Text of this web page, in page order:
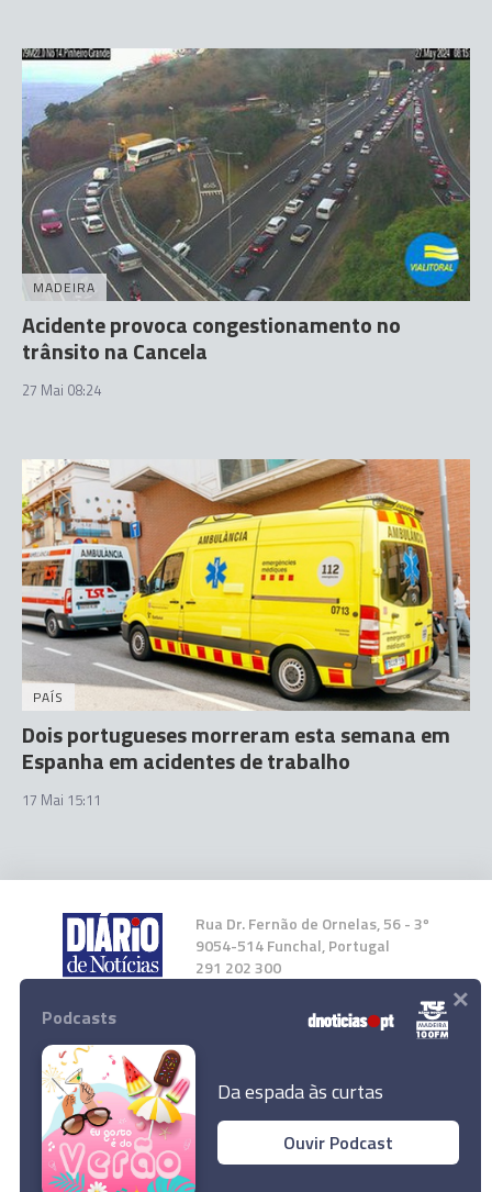
Dois trabalhadores feridos no Funchal
MADEIRA
Acidente provoca congestionamento no
trânsito na Cancela
27 Mai 08:24
PAÍS
Dois portugueses morreram esta semana em
Espanha em acidentes de trabalho
17 Mai 15:11
Rua Dr. Fernão de Ornelas, 56 - 3º
9054-514 Funchal, Portugal
291 202 300
Instale a nossa App
© 2024 Empresa Diário de Notícias, Lda.
Todos os direitos reservados.
Podcasts
Da espada às curtas
Ouvir Podcast
×